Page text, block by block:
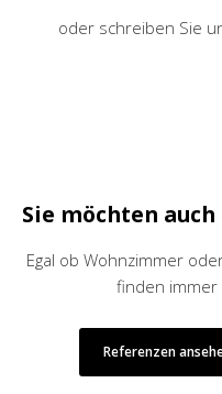
oder schreiben Sie
Sie möchten
Egal ob Wohnzimmer
finden immer
Referenzen